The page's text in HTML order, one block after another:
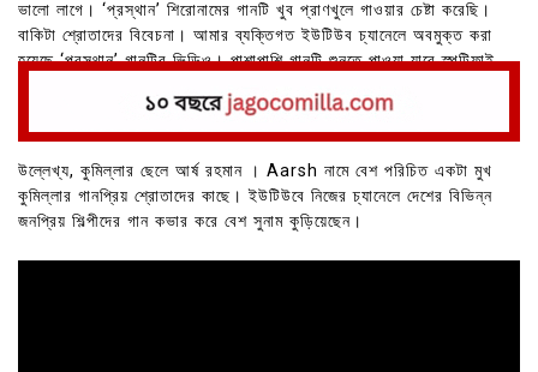
ভালো লাগে। ‘প্রস্থান’ শিরোনামের গানটি খুব প্রাণখুলে গাওয়ার চেষ্টা করেছি।
বাকিটা শ্রোতাদের বিবেচনা। আমার ব্যক্তিগত ইউটিউব চ্যানেলে অবমুক্ত করা
হয়েছে ‘প্রস্থান’ গানটির ভিডিও। পাশাপাশি গানটি শুনতে পাওয়া যাবে স্পটিফাই,
উল্লেখ্য, কুমিল্লার ছেলে আর্ষ রহমান । Aarsh নামে বেশ পরিচিত একটা মুখ
কুমিল্লার গানপ্রিয় শ্রোতাদের কাছে। ইউটিউবে নিজের চ্যানেলে দেশের বিভিন্ন
জনপ্রিয় শিল্পীদের গান কভার করে বেশ সুনাম কুড়িয়েছেন।